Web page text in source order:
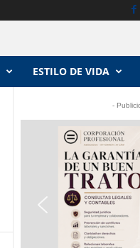
ESTILO DE VIDA
-